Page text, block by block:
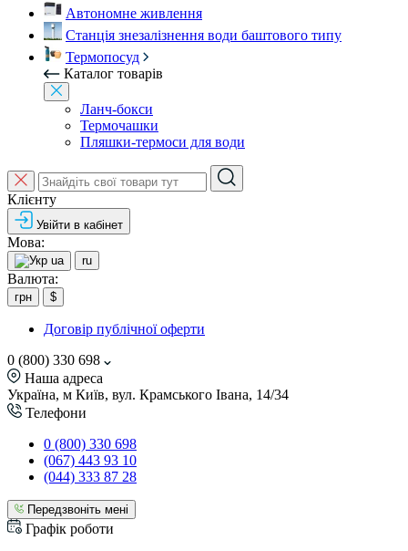
Автономне живлення
Станція знезалізнення води баштового типу
Термопосуд
Каталог товарів
Ланч-бокси
Термочашки
Пляшки-термоси для води
Клієнту
Увійти в кабінет
Мова:
ua ru
Валюта:
грн $
Договір публічної оферти
0 (800) 330 698
Наша адреса
Україна, м Київ, вул. Крамського Івана, 14/34
Телефони
0 (800) 330 698
(067) 443 93 10
(044) 333 87 28
Передзвоніть мені
Графік роботи